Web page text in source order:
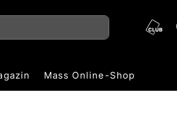
Mass Online-Shop